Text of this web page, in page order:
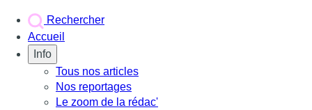
Rechercher
Accueil
Info
Tous nos articles
Nos reportages
Le zoom de la rédac'